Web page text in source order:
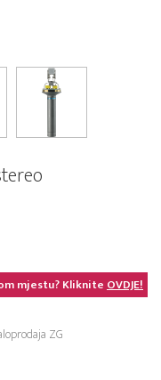
mjestu? KlikniteOVDJE!
ZG